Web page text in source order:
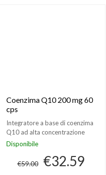
Coenzima Q10 200 mg 60
cps
Integratore a base di coenzima
Q10 ad alta concentrazione
Disponibile
€59.00 €32.59